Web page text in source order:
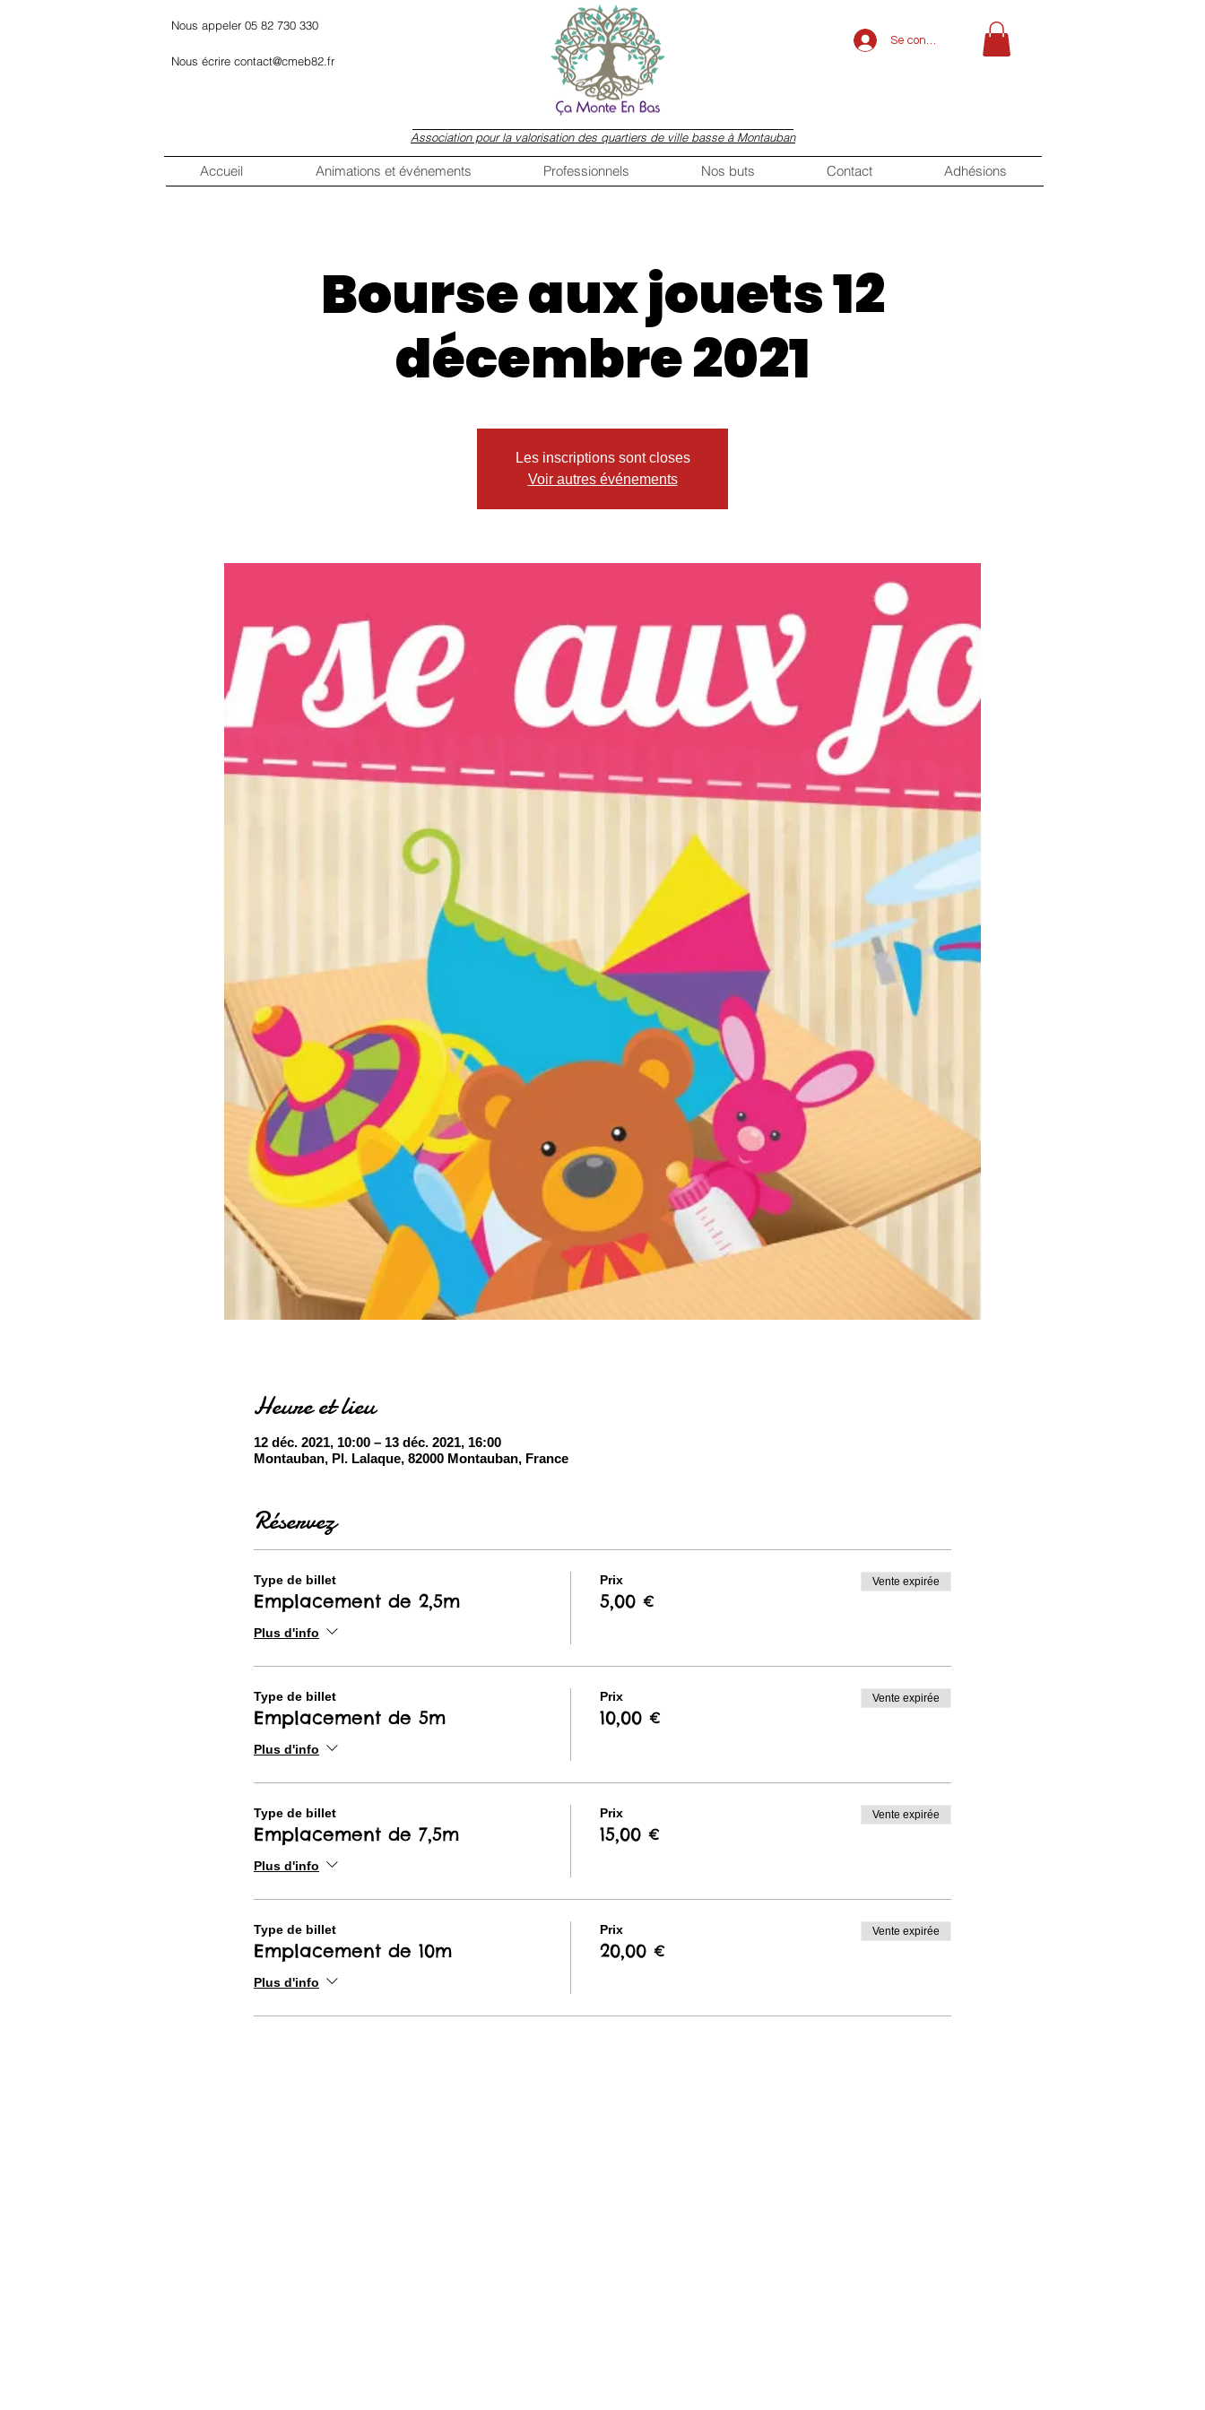
Nous appeler 05 82 730 330
Nous écrire contact@cmeb82.fr
Se connecter
Association pour la valorisation des quartiers de ville basse à Montauban
Accueil Animations et événements Professionnels Nos buts Contact Adhésions
Bourse aux jouets 12
décembre 2021
Les inscriptions sont closes
Voir autres événements
Heure et lieu
12 déc. 2021, 10:00 – 13 déc. 2021, 16:00
Montauban, Pl. Lalaque, 82000 Montauban, France
Réservez
Type de billet
Emplacement de 2,5m
Plus d'info
Prix
5,00 €
Vente expirée
Type de billet
Emplacement de 5m
Plus d'info
Prix
10,00 €
Vente expirée
Type de billet
Emplacement de 7,5m
Plus d'info
Prix
15,00 €
Vente expirée
Type de billet
Emplacement de 10m
Plus d'info
Prix
20,00 €
Vente expirée